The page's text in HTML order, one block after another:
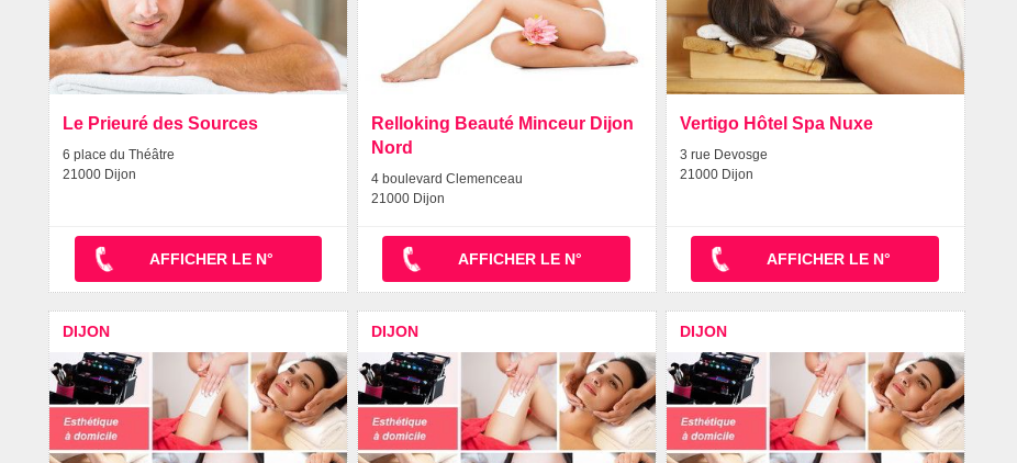
Le Prieuré des Sources
6 place du Théâtre
21000 Dijon
AFFICHER LE N°
Relloking Beauté Minceur Dijon
Nord
4 boulevard Clemenceau
21000 Dijon
AFFICHER LE N°
Vertigo Hôtel Spa Nuxe
3 rue Devosge
21000 Dijon
AFFICHER LE N°
DIJON DIJON DIJON